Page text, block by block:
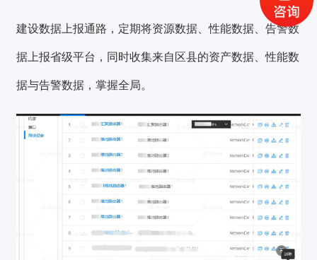
建设数据上报通路，定期将资源数据、性能数据、告警数
据上报省级平台，同时收集来自区县的资产数据、性能数
据与告警数据，掌握全局。
获取验证码
登录